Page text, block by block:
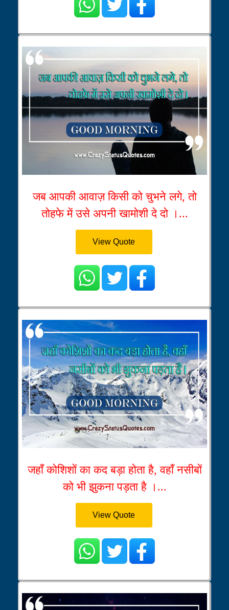
जब आपकी आवाज़ किसी को चुभने लगे, तो
तोहफे में उसे अपनी खामोशी दे दो ।...
View Quote
जहाँ कोशिशों का कद बड़ा होता है, वहाँ नसीबों
को भी झुकना पड़ता है ।...
View Quote